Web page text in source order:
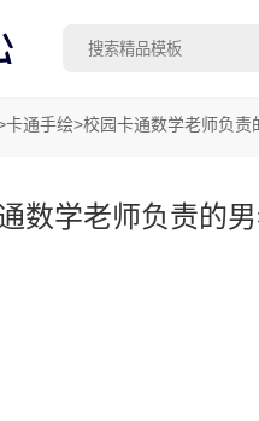
卡通手绘>校园卡通数学老师负责
数学老师负责的